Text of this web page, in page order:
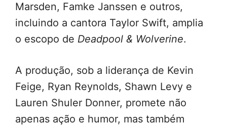
Marsden, Famke Janssen e outros,
incluindo a cantora Taylor Swift, amplia
o escopo de Deadpool & Wolverine.
A produção, sob a liderança de Kevin
Feige, Ryan Reynolds, Shawn Levy e
Lauren Shuler Donner, promete não
apenas ação e humor, mas também